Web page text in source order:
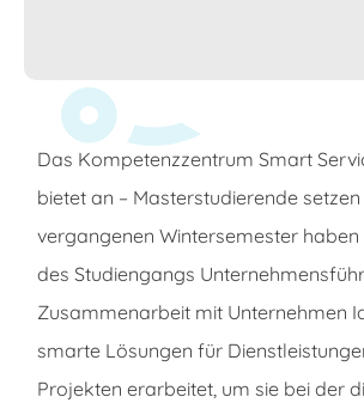
Das Kompetenzzentrum Smart
bietet an – Masterstudierende
vergangenen Wintersemester haben
des Studiengangs
Zusammenarbeit mit Unternehmen
smarte Lösungen für
Projekten erarbeitet, um sie bei der